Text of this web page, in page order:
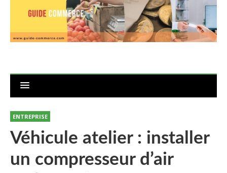
ENTREPRISE
Véhicule atelier : installer
un compresseur d’air